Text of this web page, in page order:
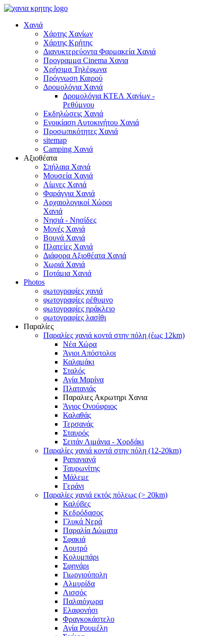
Χανιά
Χάρτης Χανίων
Χάρτης Κρήτης
Διανυκτερεύοντα Φαρμακεία Χανιά
Προγραμμα Cinema Χανια
Χρήσιμα Τηλέφωνα
Πρόγνωση Καιρού
Δρομολόγια Χανιά
Δρομολόγια ΚΤΕΛ Χανίων -
Ρεθύμνου
Εκδηλώσεις Χανιά
Ενοικίαση Αυτοκινήτου Χανιά
Προσωπικότητες Χανιά
sitemap
Camping Χανιά
Αξιοθέατα
Σπήλαια Χανιά
Μουσεία Χανιά
Λίμνες Χανιά
Φαράγγια Χανιά
Αρχαιολογικοί Χώροι
Χανιά
Νησιά - Νησίδες
Μονές Χανιά
Βουνά Χανιά
Πλατείες Χανιά
Διάφορα Αξιοθέατα Χανιά
Χωριά Χανιά
Ποτάμια Χανιά
Photos
φωτογραφίες χανιά
φωτογραφίες ρέθυμνο
φωτογραφίες ηράκλειο
φωτογραφίες λασίθι
Παραλίες
Παραλίες χανιά κοντά στην πόλη (έως 12km)
Νέα Χώρα
Άγιοι Απόστολοι
Καλαμάκι
Σταλός
Αγία Μαρίνα
Πλατανιάς
Παραλιες Ακρωτηρι Χανια
Άγιος Ονούφριος
Καλαθάς
Τερσανάς
Σταυρός
Σειτάν Λιμάνια - Χορδάκι
Παραλίες χανιά κοντά στην πόλη (12-20km)
Ραπανιανά
Ταυρωνίτης
Μάλεμε
Γεράνι
Παραλίες χανιά εκτός πόλεως (> 20km)
Καλύβες
Κεδρόδασος
Γλυκά Νερά
Παραλία Δώματα
Σφακιά
Λουτρό
Κολυμπάρι
Σφηνάρι
Γιωργιούπολη
Αλμυρίδα
Λισσός
Παλαιόχωρα
Ελαφονήσι
Φραγκοκάστελο
Αγία Ρουμέλη